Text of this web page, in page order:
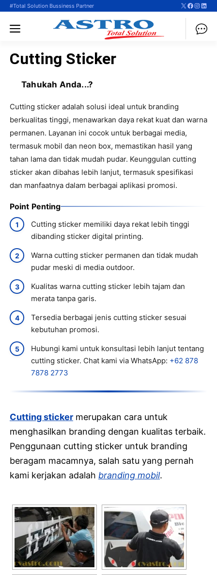
Langsung
#Total Solution Bussiness Partner X
Menu
Cutting Sticker
Tahukah Anda...?
Cutting sticker adalah solusi ideal untuk branding
berkualitas tinggi, menawarkan daya rekat kuat dan warna
permanen. Layanan ini cocok untuk berbagai media,
termasuk mobil dan neon box, memastikan hasil yang
tahan lama dan tidak mudah pudar. Keunggulan cutting
sticker akan dibahas lebih lanjut, termasuk spesifikasi
dan manfaatnya dalam berbagai aplikasi promosi.
Point Penting
Cutting sticker memiliki daya rekat lebih tinggi
dibanding sticker digital printing.
Warna cutting sticker permanen dan tidak mudah
pudar meski di media outdoor.
Kualitas warna cutting sticker lebih tajam dan
merata tanpa garis.
Tersedia berbagai jenis cutting sticker sesuai
kebutuhan promosi.
Hubungi kami untuk konsultasi lebih lanjut tentang
cutting sticker. Chat kami via WhatsApp: +62 878
7878 2773
Cutting sticker merupakan cara untuk
menghasilkan branding dengan kualitas terbaik.
Penggunaan cutting sticker untuk branding
beragam macamnya, salah satu yang pernah
kami kerjakan adalah branding mobil.